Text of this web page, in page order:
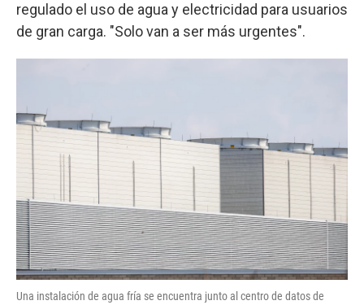
regulado el uso de agua y electricidad para usuarios
de gran carga. "Solo van a ser más urgentes".
Una instalación de agua fría se encuentra junto al centro de datos de